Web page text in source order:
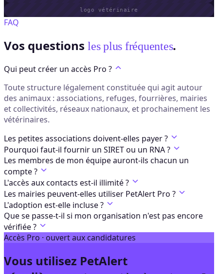
logo vétérinaire
FAQ
Vos questions les plus fréquentes.
Qui peut créer un accès Pro ?
Toute structure légalement constituée qui agit autour
des animaux : associations, refuges, fourrières, mairies
et collectivités, réseaux nationaux, et prochainement les
vétérinaires.
Les petites associations doivent-elles payer ?
Pourquoi faut-il fournir un SIRET ou un RNA ?
Les membres de mon équipe auront-ils chacun un
compte ?
L'accès aux contacts est-il illimité ?
Les mairies peuvent-elles utiliser PetAlert Pro ?
L'adoption est-elle incluse ?
Que se passe-t-il si mon organisation n'est pas encore
vérifiée ?
Accès Pro · ouvert aux candidatures
Vous utilisez PetAlert